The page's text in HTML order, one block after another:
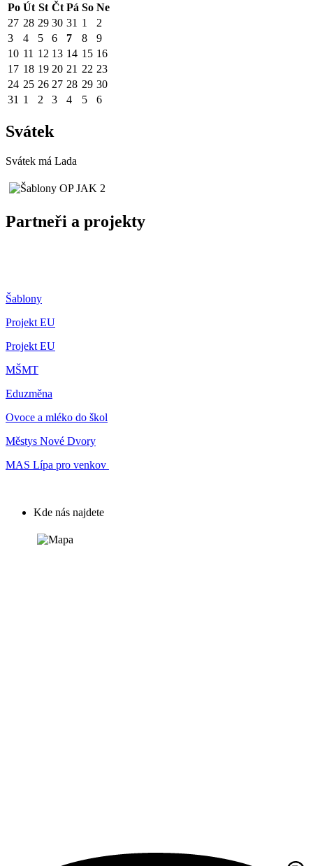
Po Út St Čt Pá So Ne
27 28 29 30 31 1
2
3
4 5 6 7 8
9
10 11 12 13 14 15 16
17 18 19 20 21 22 23
24 25 26 27 28 29 30
31 1 2 3 4 5 6
Svátek
Svátek má Lada
Partneři a projekty
Šablony
Projekt EU
Projekt EU
MŠMT
Eduzměna
Ovoce a mléko do škol
Městys Nové Dvory
MAS Lípa pro venkov
Kde nás najdete